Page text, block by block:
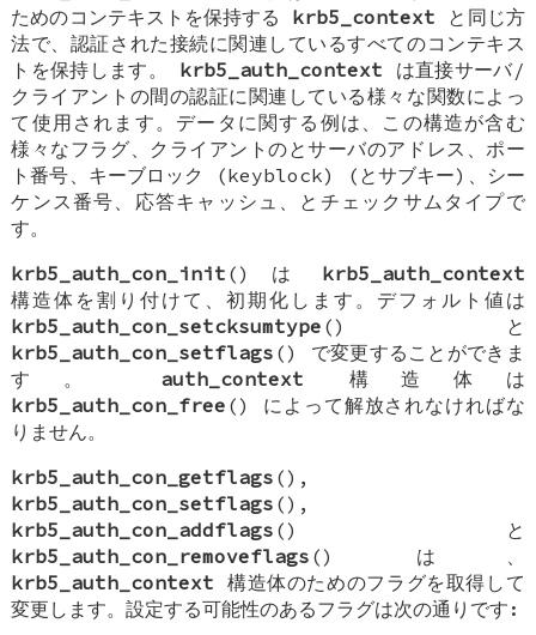
ためのコンテキストを保持する krb5_context と同じ方
法で、認証された接続に関連しているすべてのコンテキス
トを保持します。 krb5_auth_context は直接サーバ/
クライアントの間の認証に関連している様々な関数によっ
て使用されます。データに関する例は、この構造が含む
様々なフラグ、クライアントのとサーバのアドレス、ポー
ト番号、キーブロック (keyblock) (とサブキー)、シー
ケンス番号、応答キャッシュ、とチェックサムタイプで
す。
krb5_auth_con_init () は krb5_auth_context
構造体を割り付けて、初期化します。デフォルト値は
krb5_auth_con_setcksumtype () と
krb5_auth_con_setflags () で変更することができま
す。 auth_context 構造体は
krb5_auth_con_free () によって解放されなければな
りません。
krb5_auth_con_getflags (),
krb5_auth_con_setflags (),
krb5_auth_con_addflags () と
krb5_auth_con_removeflags () は、
krb5_auth_context 構造体のためのフラグを取得して
変更します。設定する可能性のあるフラグは次の通りです: